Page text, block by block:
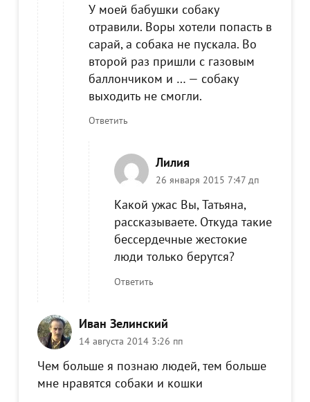
У моей бабушки собаку
отравили. Воры хотели попасть в
сарай, а собака не пускала. Во
второй раз пришли с газовым
баллончиком и … — собаку
выходить не смогли.
Ответить
Лилия
26 января 2015 7:47 дп
Какой ужас Вы, Татьяна,
рассказываете. Откуда такие
бессердечные жестокие
люди только берутся?
Ответить
Иван Зелинский
14 августа 2014 3:26 пп
Чем больше я познаю людей, тем больше
мне нравятся собаки и кошки